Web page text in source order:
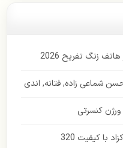
زنگ تفریح 2026
شماعی زاده, فتانه, اندی
کنسرتی
با کیفیت 320